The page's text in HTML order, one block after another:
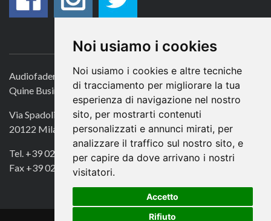
Noi usiamo i cookies
Noi usiamo i cookies e altre tecniche
di tracciamento per migliorare la tua
esperienza di navigazione nel nostro
sito, per mostrarti contenuti
personalizzati e annunci mirati, per
analizzare il traffico sul nostro sito, e
per capire da dove arrivano i nostri
visitatori.
Accetto
Rifiuto
CONTATTACI
Audiofader.com
Quine Business Publisher
Via Spadolini 7
20122 Milano
Tel. +39 02 49756990
Fax +39 02 72016740